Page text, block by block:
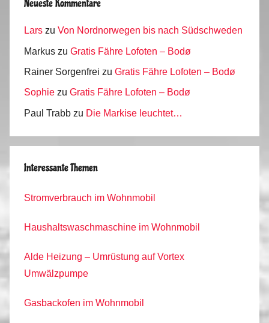
Neueste Kommentare
Lars zu Von Nordnorwegen bis nach Südschweden
Markus zu Gratis Fähre Lofoten – Bodø
Rainer Sorgenfrei zu Gratis Fähre Lofoten – Bodø
Sophie zu Gratis Fähre Lofoten – Bodø
Paul Trabb zu Die Markise leuchtet…
Interessante Themen
Stromverbrauch im Wohnmobil
Haushaltswaschmaschine im Wohnmobil
Alde Heizung – Umrüstung auf Vortex
Umwälzpumpe
Gasbackofen im Wohnmobil